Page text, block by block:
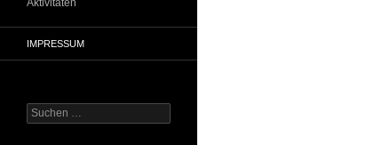
Aktivitäten
IMPRESSUM
Suchen
nach: